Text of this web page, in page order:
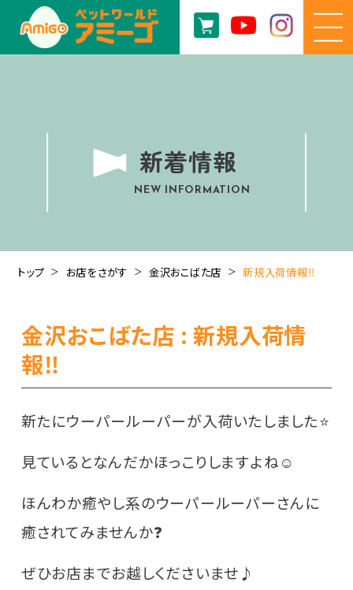
新着情報
NEW INFORMATION
トップ お店をさがす 金沢おこばた店 新規入荷情報‼️
金沢おこばた店 : 新規入荷情
報‼️
新たにウーパールーパーが入荷いたしました⭐️
見ているとなんだかほっこりしますよね☺️
ほんわか癒やし系のウーパールーパーさんに
癒されてみませんか❓
ぜひお店までお越しくださいませ♪